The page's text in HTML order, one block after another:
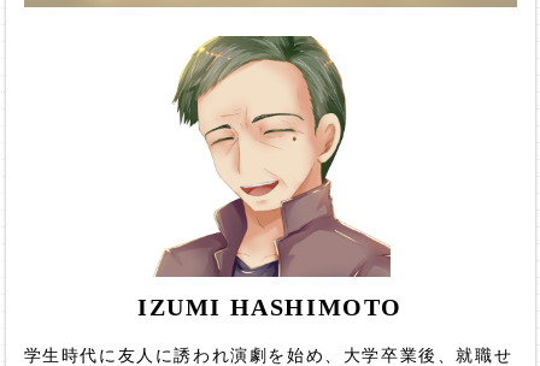
IZUMI HASHIMOTO
学生時代に友人に誘われ演劇を始め、大学卒業後、就職せ